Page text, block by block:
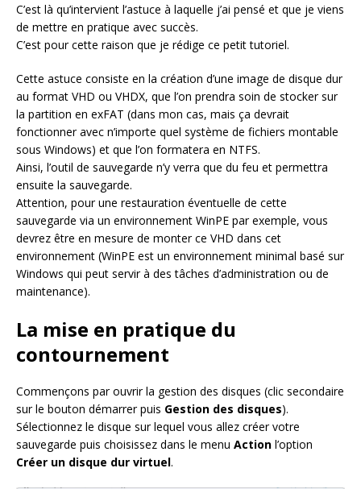
C’est là qu’intervient l’astuce à laquelle j’ai pensé et que je viens
de mettre en pratique avec succès.
C’est pour cette raison que je rédige ce petit tutoriel.
Cette astuce consiste en la création d’une image de disque dur
au format VHD ou VHDX, que l’on prendra soin de stocker sur
la partition en exFAT (dans mon cas, mais ça devrait
fonctionner avec n’importe quel système de fichiers montable
sous Windows) et que l’on formatera en NTFS.
Ainsi, l’outil de sauvegarde n’y verra que du feu et permettra
ensuite la sauvegarde.
Attention, pour une restauration éventuelle de cette
sauvegarde via un environnement WinPE par exemple, vous
devrez être en mesure de monter ce VHD dans cet
environnement (WinPE est un environnement minimal basé sur
Windows qui peut servir à des tâches d’administration ou de
maintenance).
La mise en pratique du
contournement
Commençons par ouvrir la gestion des disques (clic secondaire
sur le bouton démarrer puis Gestion des disques).
Sélectionnez le disque sur lequel vous allez créer votre
sauvegarde puis choisissez dans le menu Action l’option
Créer un disque dur virtuel.